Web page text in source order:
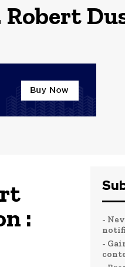
Robert
:
-
-